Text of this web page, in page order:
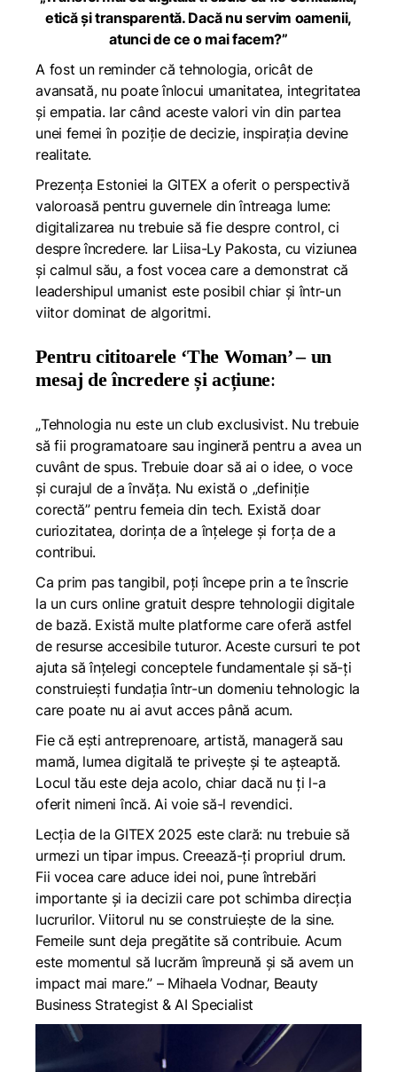
etică și transparentă. Dacă nu servim oamenii,
atunci de ce o mai facem?”
A fost un reminder că tehnologia, oricât de
avansată, nu poate înlocui umanitatea, integritatea
și empatia. Iar când aceste valori vin din partea
unei femei în poziție de decizie, inspirația devine
realitate.
Prezența Estoniei la GITEX a oferit o perspectivă
valoroasă pentru guvernele din întreaga lume:
digitalizarea nu trebuie să fie despre control, ci
despre încredere. Iar Liisa-Ly Pakosta, cu viziunea
și calmul său, a fost vocea care a demonstrat că
leadershipul umanist este posibil chiar și într-un
viitor dominat de algoritmi.
Pentru cititoarele ‘The Woman’ – un
mesaj de încredere și acțiune:
„Tehnologia nu este un club exclusivist. Nu trebuie
să fii programatoare sau ingineră pentru a avea un
cuvânt de spus. Trebuie doar să ai o idee, o voce
și curajul de a învăța. Nu există o „definiție
corectă” pentru femeia din tech. Există doar
curiozitatea, dorința de a înțelege și forța de a
contribui.
Ca prim pas tangibil, poți începe prin a te înscrie
la un curs online gratuit despre tehnologii digitale
de bază. Există multe platforme care oferă astfel
de resurse accesibile tuturor. Aceste cursuri te pot
ajuta să înțelegi conceptele fundamentale și să-ți
construiești fundația într-un domeniu tehnologic la
care poate nu ai avut acces până acum.
Fie că ești antreprenoare, artistă, manageră sau
mamă, lumea digitală te privește și te așteaptă.
Locul tău este deja acolo, chiar dacă nu ți l-a
oferit nimeni încă. Ai voie să-l revendici.
Lecția de la GITEX 2025 este clară: nu trebuie să
urmezi un tipar impus. Creează-ți propriul drum.
Fii vocea care aduce idei noi, pune întrebări
importante și ia decizii care pot schimba direcția
lucrurilor. Viitorul nu se construiește de la sine.
Femeile sunt deja pregătite să contribuie. Acum
este momentul să lucrăm împreună și să avem un
impact mai mare.” – Mihaela Vodnar, Beauty
Business Strategist & AI Specialist